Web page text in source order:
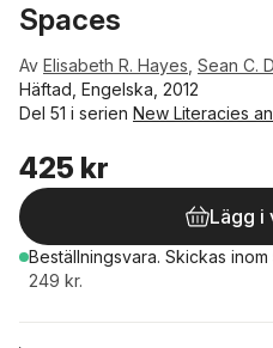
Spaces
Av Elisabeth R. Hayes Sean C.
Häftad, Engelska, 2012
Del 51 i serien New Literacies
425 kr
Lägg i
Beställningsvara. Skickas
249 kr.